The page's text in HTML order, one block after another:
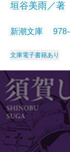
垣谷美雨／著
新潮文庫
文庫電子書籍あり